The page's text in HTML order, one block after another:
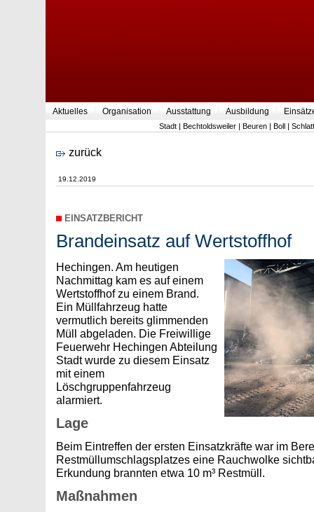
Aktuelles Organisation Ausstattung Ausbildung
Stadt | Bechtoldsweiler | Beuren | Boll | Schlatt
zurück
19.12.2019
EINSATZBERICHT
Brandeinsatz auf Wertstoffhof
Hechingen. Am heutigen
Nachmittag kam es auf einem
Wertstoffhof zu einem Brand.
Ein Müllfahrzeug hatte
vermutlich bereits glimmenden
Müll abgeladen. Die Freiwillige
Feuerwehr Hechingen Abteilung
Stadt wurde zu diesem Einsatz
mit einem
Löschgruppenfahrzeug
alarmiert.
Lage
Beim Eintreffen der ersten Einsatzkräfte war im
Restmüllumschlagsplatzes eine Rauchwolke
Erkundung brannten etwa 10 m³ Restmüll.
Maßnahmen